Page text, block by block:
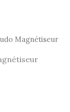
Magnétiseur